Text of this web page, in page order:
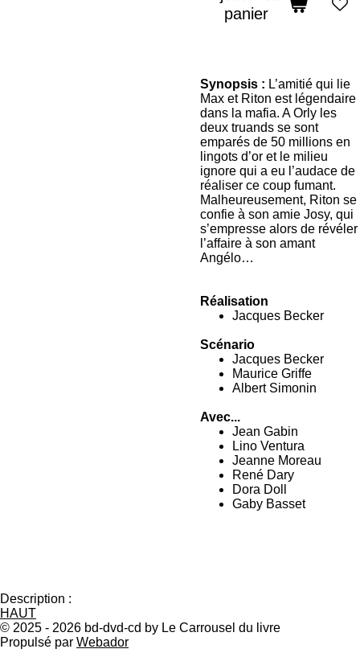
panier
Synopsis : L’amitié qui lie
Max et Riton est légendaire
dans la mafia. A Orly les
deux truands se sont
emparés de 50 millions en
lingots d’or et le milieu
ignore qui a eu l’audace de
réaliser ce coup fumant.
Malheureusement, Riton se
confie à son amie Josy, qui
s’empresse alors de révéler
l’affaire à son amant
Angélo…
Réalisation
Jacques Becker
Scénario
Jacques Becker
Maurice Griffe
Albert Simonin
Avec...
Jean Gabin
Lino Ventura
Jeanne Moreau
René Dary
Dora Doll
Gaby Basset
Description :
HAUT
© 2025 - 2026 bd-dvd-cd by Le Carrousel du livre
Propulsé par Webador